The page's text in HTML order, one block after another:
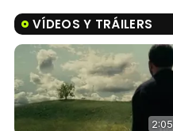
VÍDEOS Y TRÁILERS
2:05